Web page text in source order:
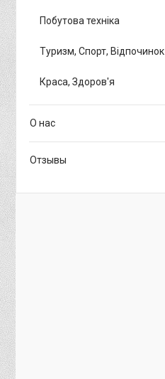
Побутова техніка
Туризм, Спорт, Відпочинок
Краса, Здоров'я
О нас
Отзывы